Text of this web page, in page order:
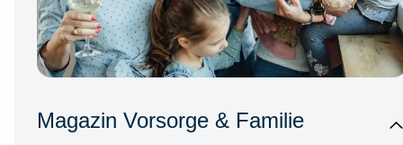
Magazin Vorsorge & Familie